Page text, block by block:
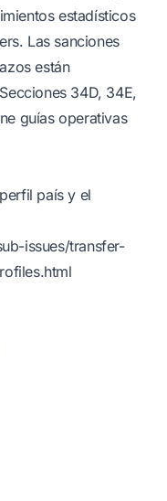
estadísticos
Las sanciones
están
34D, 34E,
guías operativas
país y el
issues/transfer-